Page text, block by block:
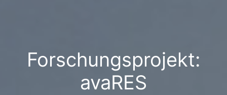
Forschungsprojekt:
avaRES